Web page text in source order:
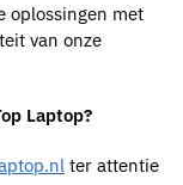
oplossingen met
van onze
Laptop?
ter attentie